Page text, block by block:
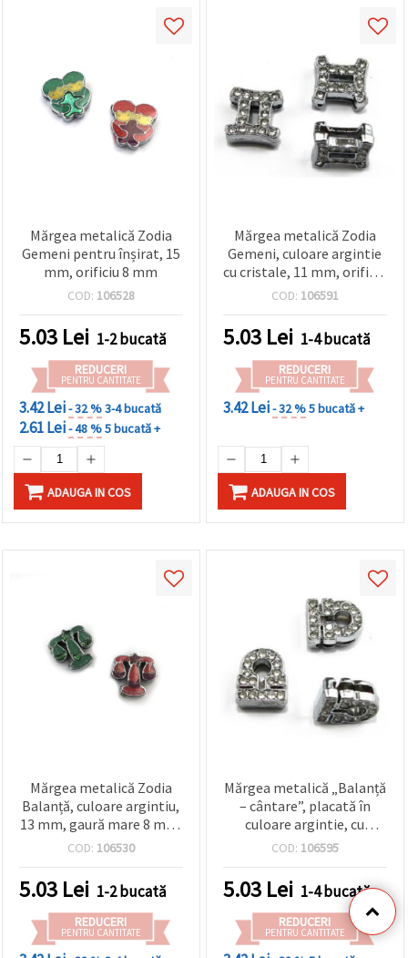
Mărgea metalică Zodia
Gemeni pentru înșirat, 15
mm, orificiu 8 mm
COD: 106528
5.03 Lei 1-2 bucată
REDUCERI
PENTRU CANTITATE
3.42 Lei- 32 %3-4 bucată
2.61 Lei- 48 %5 bucată +
ADAUGA IN COS
Mărgea metalică Zodia
Gemeni, culoare argintie
cu cristale, 11 mm, orificiu
8 mm
COD: 106591
5.03 Lei 1-4 bucată
REDUCERI
PENTRU CANTITATE
3.42 Lei- 32 %5 bucată +
ADAUGA IN COS
Mărgea metalică Zodia
Balanță, culoare argintiu,
13 mm, gaură mare 8 mm,
pentru bijuterii și
COD: 106530
5.03 Lei 1-2 bucată
REDUCERI
PENTRU CANTITATE
Mărgea metalică „Balanță
– cântare”, placată în
culoare argintie, cu
cristale, 11 mm, gaură 8
bijuterii handmade și craft
COD: 106595
5.03 Lei 1-4 bucată
REDUCERI
PENTRU CANTITATE